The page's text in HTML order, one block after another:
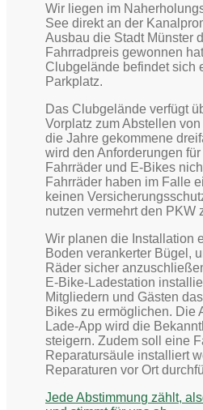
Wir liegen im
See direkt an der
Ausbau die Stadt Münster
Fahrradpreis gewonnen
Clubgelände befindet sich
Parkplatz.
Das Clubgelände verfügt
Vorplatz zum Abstellen
die Jahre gekommene
wird den Anforderungen
Fahrräder und E-Bikes
Fahrräder haben im Falle
keinen
nutzen vermehrt den PKW
Wir planen die Installation
Boden verankerter Bügel,
Räder sicher
E-Bike-Ladestation
Mitgliedern und Gästen
Bikes zu ermöglichen. Die
Lade-App wird die
steigern. Zudem soll eine
Reparatursäule installiert
Reparaturen vor Ort
JedeAbstimmung zäh t, a s